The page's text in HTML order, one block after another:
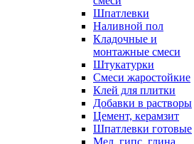
Шпатлевки
Наливной пол
Кладочные и
монтажные смеси
Штукатурки
Смеси жаростойкие
Клей для плитки
Добавки в растворы
Цемент, керамзит
Шпатлевки готовые
Мел, гипс, глина